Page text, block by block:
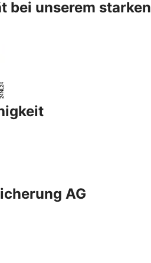
bei unserem starken
AG